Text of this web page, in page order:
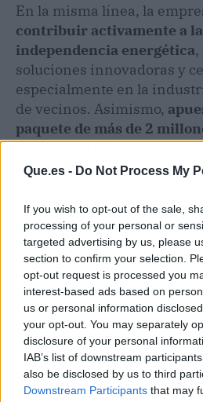
Que.es - Do Not Process My
If you wish to opt-out of the sale,
processing of your personal or
targeted advertising by us, please
section to confirm your selection.
opt-out request is processed you
interest-based ads based on
us or personal information
your opt-out. You may separately
disclosure of your personal
IAB’s list of downstream
also be disclosed by us to third
Downstream Participants that may
En la misma línea, la
contribuir activamente a
independencia energética
soluciones innovadoras y
especialmente en la
de vecinos. Asimismo,
paquete de más de 2
soluciones PPA para
buscando liderar el camino